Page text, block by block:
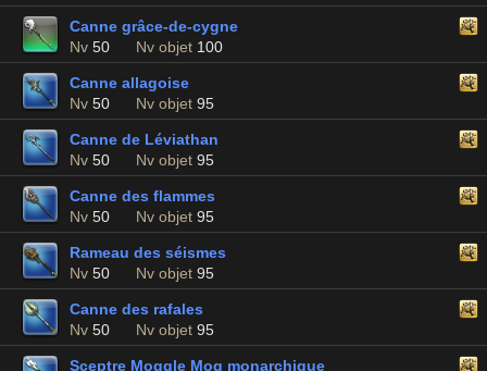
Canne grâce-de-cygne
Nv 50 Nv objet 100
Canne allagoise
Nv 50 Nv objet 95
Canne de Léviathan
Nv 50 Nv objet 95
Canne des flammes
Nv 50 Nv objet 95
Rameau des séismes
Nv 50 Nv objet 95
Canne des rafales
Nv 50 Nv objet 95
Sceptre Moggle Mog monarchique